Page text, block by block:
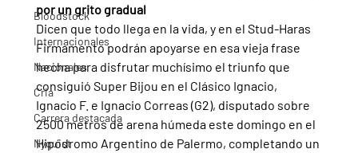
Bloodstock
Internacionales
Nacionales
Cria
Carrera destacada
Nyquist
por un grito gradual
Dicen que todo llega en la vida, y en el Stud-Haras
Firmamento podrán apoyarse en esa vieja frase
hecha para disfrutar muchísimo el triunfo que
consiguió Super Bijou en el Clásico Ignacio,
Ignacio F. e Ignacio Correas (G2), disputado sobre
2500 metros de arena húmeda este domingo en el
Hipódromo Argentino de Palermo, completando un